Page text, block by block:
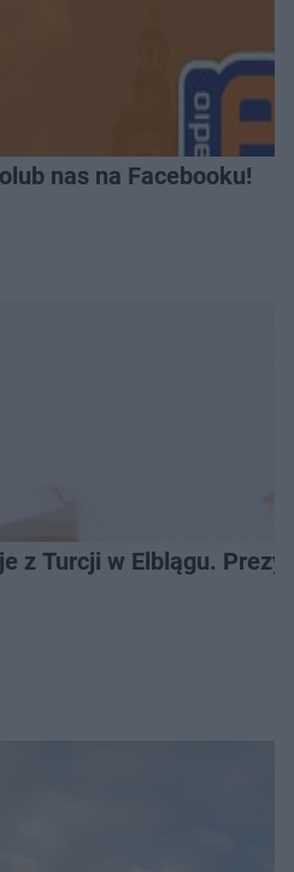
nas na Facebooku!
z Turcji w Elblągu.